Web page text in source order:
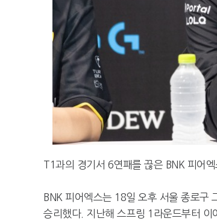
T1과의 경기서 6연패를 끊은 BNK 피어
BNK 피어엑스는 18일 오후 서울 종로구
승리했다. 지난해 스프링 1라운드부터